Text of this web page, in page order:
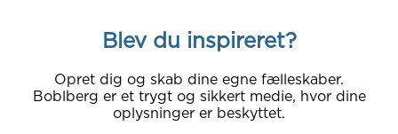
Blev du inspireret?
Opret dig og skab dine egne fælleskaber.
Boblberg er et trygt og sikkert medie, hvor dine
oplysninger er beskyttet.